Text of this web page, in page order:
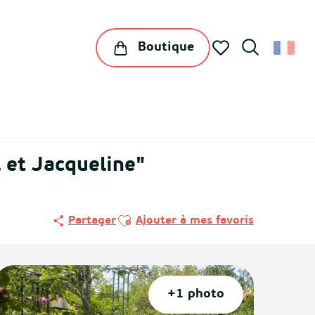
Boutique
et Jacqueline"
PartagerAjouter aux favoris
Ajouter à mes favoris
+1 photo